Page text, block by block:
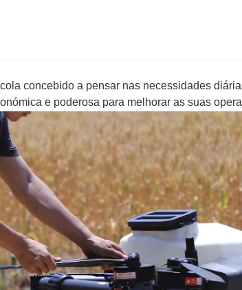
concebido a pensar nas necessidades
e poderosa para melhorar as suas